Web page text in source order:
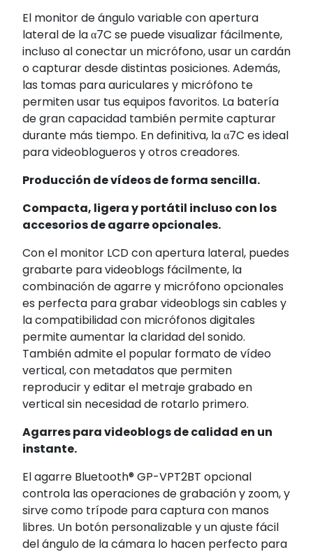
El monitor de ángulo variable con apertura
lateral de la α7C se puede visualizar fácilmente,
incluso al conectar un micrófono, usar un cardán
o capturar desde distintas posiciones. Además,
las tomas para auriculares y micrófono te
permiten usar tus equipos favoritos. La batería
de gran capacidad también permite capturar
durante más tiempo. En definitiva, la α7C es ideal
para videoblogueros y otros creadores.
Producción de vídeos de forma sencilla.
Compacta, ligera y portátil incluso con los
accesorios de agarre opcionales.
Con el monitor LCD con apertura lateral, puedes
grabarte para videoblogs fácilmente, la
combinación de agarre y micrófono opcionales
es perfecta para grabar videoblogs sin cables y
la compatibilidad con micrófonos digitales
permite aumentar la claridad del sonido.
También admite el popular formato de vídeo
vertical, con metadatos que permiten
reproducir y editar el metraje grabado en
vertical sin necesidad de rotarlo primero.
Agarres para videoblogs de calidad en un
instante.
El agarre Bluetooth® GP-VPT2BT opcional
controla las operaciones de grabación y zoom, y
sirve como trípode para captura con manos
libres. Un botón personalizable y un ajuste fácil
del ángulo de la cámara lo hacen perfecto para